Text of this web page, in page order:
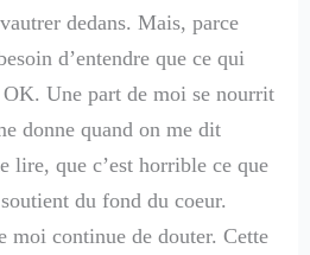
dedans. Mais, parce
d’entendre que ce qui
OK. Une part de moi se nourrit
donne quand on me dit
lire, que c’est horrible ce que
du fond du coeur.
moi continue de douter. Cette